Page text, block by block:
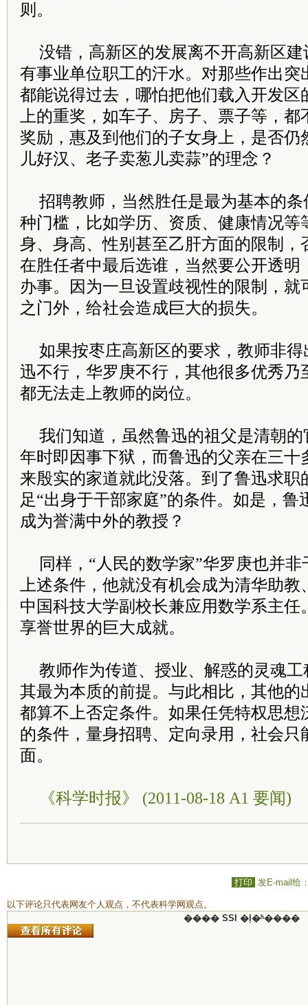
则。
没错，高新区的发展离不开高新区
有事业单位职工的汗水。对那些作出突
都能说得过去，哪怕把他们载入开发区
上的重奖，如车子、房子、票子等，
奖励，惠及到他们的子女身上，是否仍
儿好汉、老子卖葱儿卖蒜”的理念？
招聘教师，当然胜任是最为基本的
种门槛，比如学历、资质、健康情况等
身、身高、性别甚至乙肝方面的限制，
在胜任者中最后选谁，当然要公开透明
办事。因为一旦设置歧视性的限制，就
之门外，给社会造成巨大的损失。
如果按枣庄高新区的要求，教师非
迅不行，华罗庚不行，其他很多优秀乃
都无法走上教师的岗位。
我们知道，虽然鲁迅的祖父是清朝
年时即因事下狱，而鲁迅的父亲在三十
来殷实的家道就此没落。到了鲁迅求职
足“出身于干部家庭”的条件。如是，鲁
成为誉满中外的教授？
同样，“人民的数学家”华罗庚也并
上述条件，他就没有机会成为清华助
中国科技大学副校长兼应用数学系主任
享誉世界的巨大成就。
教师作为传道、授业、解惑的灵魂
其最为本质的前提。与此相比，其他的
都算不上否定条件。如果任凭特权思想
的条件，量身招聘、定向录用，社会只
面。
《科学时报》 (2011-08-18 A1 要闻)
打印 发E-mail给
以下评论只代表网友个人观点，不代表科学网观点。
���� SSI �ļ�ʱ����